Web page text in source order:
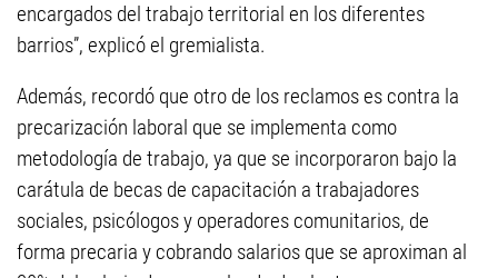
encargados del trabajo territorial en los diferentes
barrios”, explicó el gremialista.
Además, recordó que otro de los reclamos es contra la
precarización laboral que se implementa como
metodología de trabajo, ya que se incorporaron bajo la
carátula de becas de capacitación a trabajadores
sociales, psicólogos y operadores comunitarios, de
forma precaria y cobrando salarios que se aproximan al